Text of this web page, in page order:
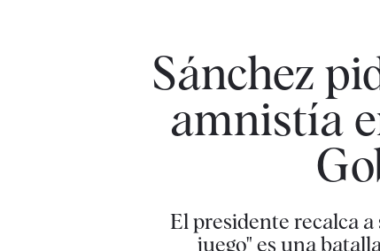
Sánchez
amnistía
El presidente recalca
juego" es una